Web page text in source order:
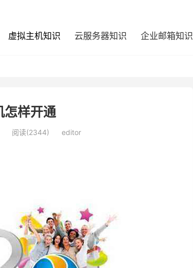
虚拟主机知识 云服务器知识 企业邮箱知识
样开通
阅读(2344) editor